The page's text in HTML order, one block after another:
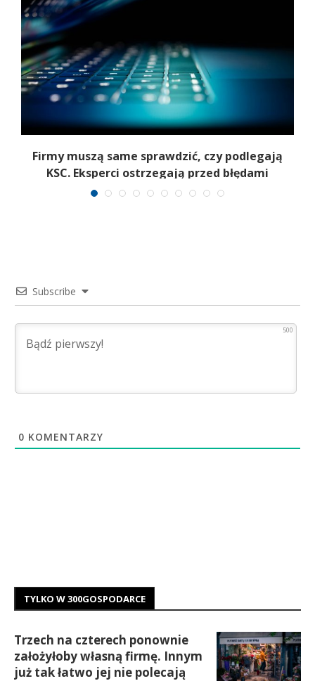
Firmy muszą same sprawdzić, czy podlegają
KSC. Eksperci ostrzegają przed błędami
Subscribe
500
0 KOMENTARZY
TYLKO W 300GOSPODARCE
Trzech na czterech ponownie
założyłoby własną firmę. Innym
już tak łatwo jej nie polecają